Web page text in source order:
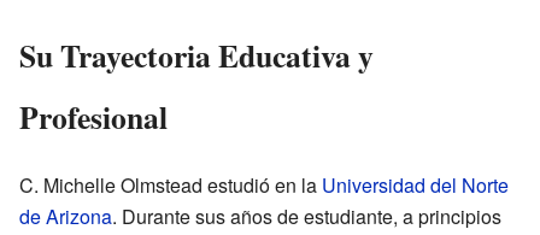
Su Trayectoria Educativa y
Profesional
C. Michelle Olmstead estudió en la Universidad del Norte
de Arizona. Durante sus años de estudiante, a principios